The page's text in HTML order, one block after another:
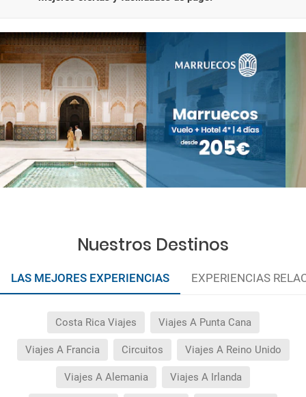
Nuestros Destinos
LAS MEJORES EXPERIENCIAS EXPERIENCIAS
Costa Rica Viajes Viajes A Punta Cana
Viajes A Francia Circuitos Viajes A Reino Unido
Viajes A Alemania Viajes A Irlanda